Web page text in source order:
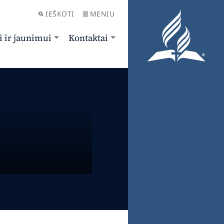
IEŠKOTI MENIU
ir jaunimui Kontaktai